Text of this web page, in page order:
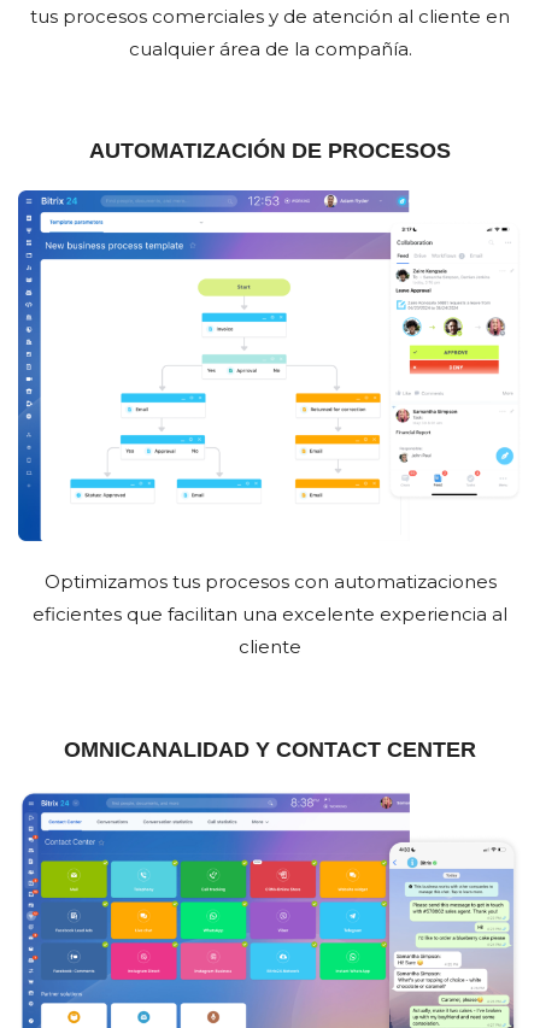
tus procesos comerciales y de atención al cliente en
cualquier área de la compañía.
AUTOMATIZACIÓN DE PROCESOS
Optimizamos tus procesos con automatizaciones
eficientes que facilitan una excelente experiencia al
cliente
OMNICANALIDAD Y CONTACT CENTER